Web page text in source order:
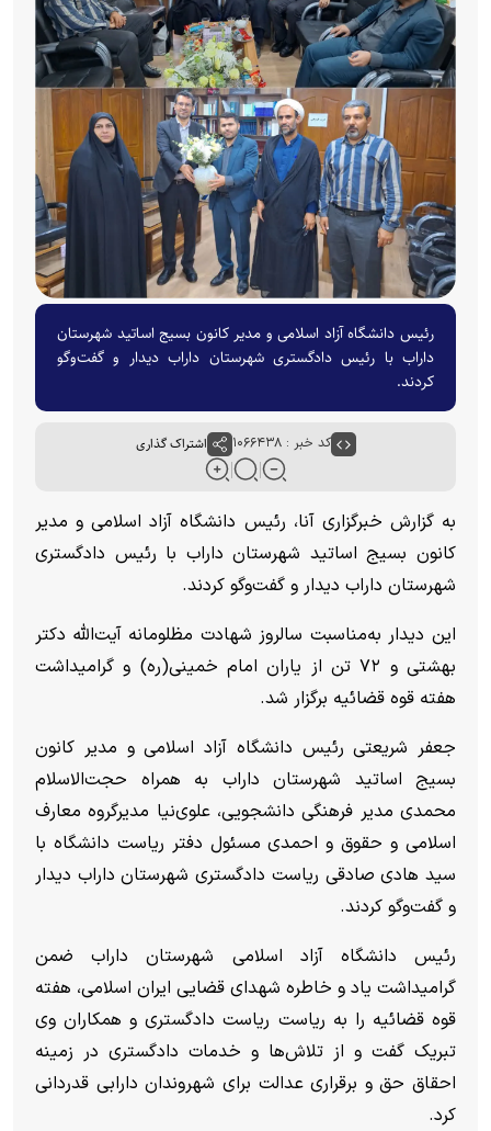
رئیس دانشگاه آزاد اسلامی و مدیر کانون بسیج اساتید شهرستان
داراب با رئیس دادگستری شهرستان داراب دیدار و گفت‌و‌گو
کردند.
کد خبر : ۱۰۶۶۴۳۸ اشتراک گذاری
به گزارش خبرگزاری آنا، رئیس دانشگاه آزاد اسلامی و مدیر
کانون بسیج اساتید شهرستان داراب با رئیس دادگستری
شهرستان داراب دیدار و گفت‌و‌گو کردند.
این دیدار به‌مناسبت سالروز شهادت مظلومانه آیت‌الله دکتر
بهشتی و ۷۲ تن از یاران امام خمینی(ره) و گرامیداشت
هفته قوه قضائیه برگزار شد.
جعفر شریعتی رئیس دانشگاه آزاد اسلامی و مدیر کانون
بسیج اساتید شهرستان داراب به همراه حجت‌الاسلام
محمدی مدیر فرهنگی دانشجویی، علوی‌نیا مدیرگروه معارف
اسلامی و حقوق و احمدی مسئول دفتر ریاست دانشگاه با
سید هادی صادقی ریاست دادگستری شهرستان داراب دیدار
و گفت‌و‌گو کردند.
رئیس دانشگاه آزاد اسلامی شهرستان داراب ضمن
گرامیداشت یاد و خاطره شهدای قضایی ایران اسلامی، هفته
قوه قضائیه را به ریاست ریاست دادگستری و همکاران وی
تبریک گفت و از تلاش‌ها و خدمات دادگستری در زمینه
احقاق حق و برقراری عدالت برای شهروندان دارابی قدردانی
کرد.